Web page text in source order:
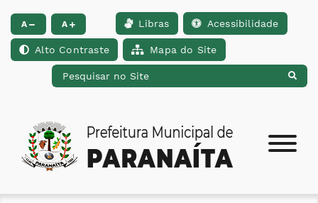
Ir para o conteúdo [alt+1] Ir para o menu [alt+2] Ir para a busca
A A Libras Acessibilidade
Alto Contraste Mapa do Site